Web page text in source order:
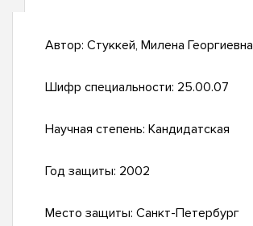
Автор: Стуккей, Милена Георгиевна
Шифр специальности: 25.00.07
Научная степень: Кандидатская
Год защиты: 2002
Место защиты: Санкт-Петербург